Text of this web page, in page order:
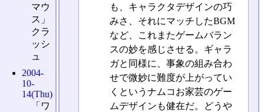
も、キャラクタデザインの巧
みさ、それにマッチしたBGM
など、これまたゲームバラン
スの妙を感じさせる。ギャラ
ガと同様に、事象の組み合わ
せで微妙に難度が上がってい
くというナムコお家芸のゲー
ムデザインも健在だ。どうや
マウ
ス」
クラ
ッシ
ュ
2004-
10-
14(Thu)
「ワ